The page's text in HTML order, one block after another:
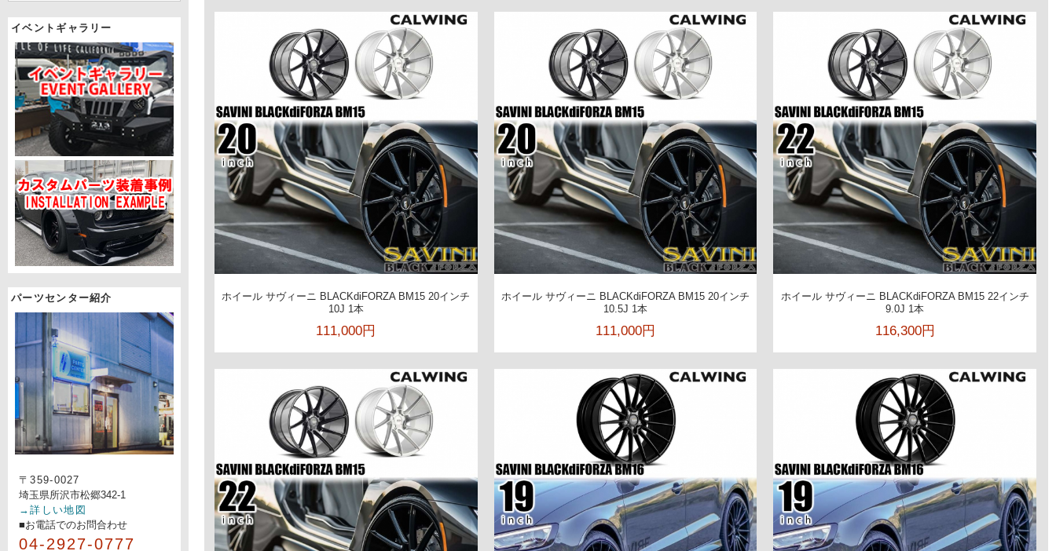
イベントギャラリー
パーツセンター紹介
〒359-0027
埼玉県所沢市松郷342-1
→詳しい地図
■お電話でのお問合わせ
04-2927-0777
ホイール サヴィーニ BLACKdiFORZA BM15 20インチ
10J 1本
111,000円
ホイール サヴィーニ BLACKdiFORZA BM15 20インチ
10.5J 1本
111,000円
ホイール サヴィーニ BLACKdiFORZA BM15 22インチ
9.0J 1本
116,300円